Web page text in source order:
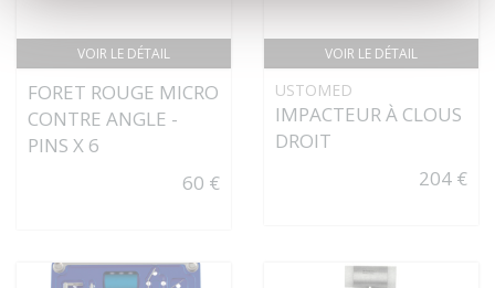
VOIR LE DÉTAIL
FORET ROUGE MICRO
CONTRE ANGLE -
PINS X 6
60 €
VOIR LE DÉTAIL
USTOMED
IMPACTEUR À CLOUS
DROIT
204 €